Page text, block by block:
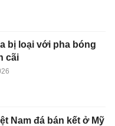
bị loại với pha bóng
cãi
Nam đá bán kết ở Mỹ